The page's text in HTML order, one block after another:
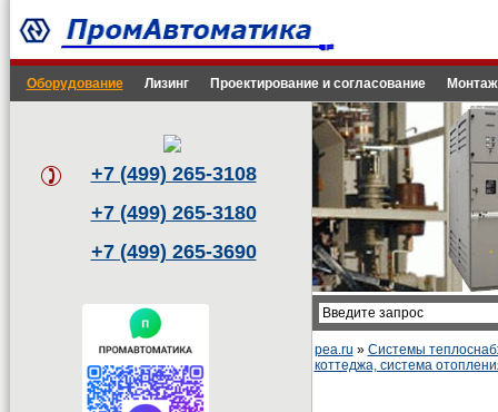
Оборудование Лизинг Проектирование и согласование
+7 (499) 265-3108
+7 (499) 265-3180
+7 (499) 265-3690
pea.ru » Системы
коттеджа, система